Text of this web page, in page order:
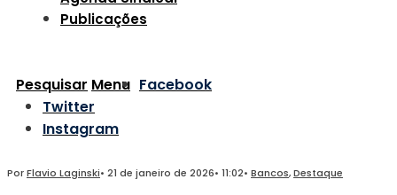
Publicações
Pesquisar Menu Facebook
Twitter
Instagram
PorFlavio Laginski• 21 de janeiro de 2026• 11:02• Bancos,Destaque